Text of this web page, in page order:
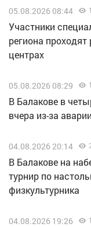
05.08.2026 08:44
Участники
региона
центрах
05.08.2026 08:29
В Балакове в
вчера из-за
04.08.2026 20:14
В Балакове на
турнир по
физкультурника
04.08.2026 19:26